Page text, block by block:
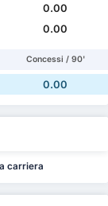
0.00
0.00
Concessi / 90'
0.00
carriera